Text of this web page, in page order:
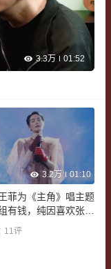
3.3万 01:52
3.2万 01:10
菲为《主角》唱主题
有钱，纯因喜欢张嘉
11评